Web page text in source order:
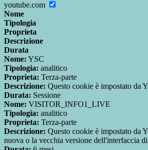
youtube.com
Nome
Tipologia
Proprieta
Descrizione
Durata
Nome: YSC
Tipologia: analitico
Proprieta: Terza-parte
Descrizione: Questo cookie è impostato da
Durata: Sessione
Nome: VISITOR_INFO1_LIVE
Tipologia: analitico
Proprieta: Terza-parte
Descrizione: Questo cookie è impostato da
nuova o la vecchia versione dell'interfaccia